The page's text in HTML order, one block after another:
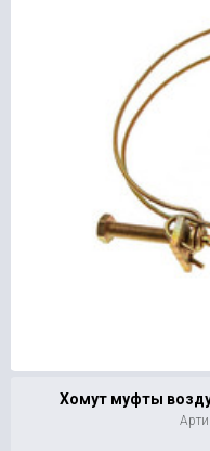
Хомут муфты